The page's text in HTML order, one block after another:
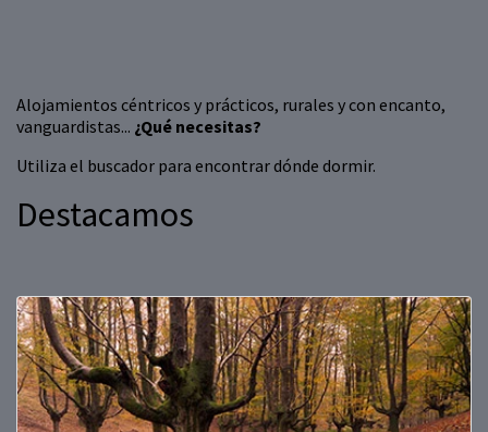
Alojamientos céntricos y prácticos, rurales y con encanto,
vanguardistas... ¿Qué necesitas?
Utiliza el buscador para encontrar dónde dormir.
Destacamos